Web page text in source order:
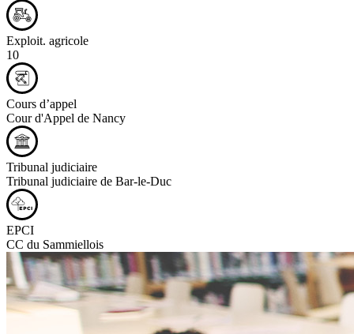
Exploit. agricole
10
Cours d’appel
Cour d'Appel de Nancy
Tribunal judiciaire
Tribunal judiciaire de Bar-le-Duc
EPCI
CC du Sammiellois